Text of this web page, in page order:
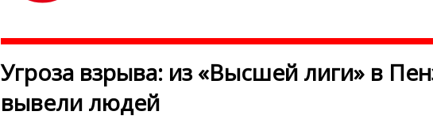
Угроза взрыва: из «Высшей лиги» в
вывели людей